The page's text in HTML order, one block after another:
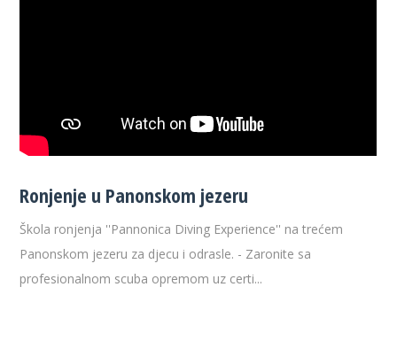
Ronjenje u Panonskom jezeru
Škola ronjenja ''Pannonica Diving Experience'' na trećem
Panonskom jezeru za djecu i odrasle. - Zaronite sa
profesionalnom scuba opremom uz certi...